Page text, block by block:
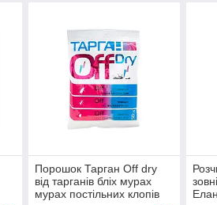
Порошок Тарган Off dry
від тарганів бліх мурах
мурах постільних клопів